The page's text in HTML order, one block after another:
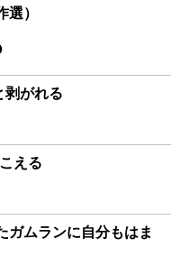
選）
剥がれる
える
ガムランに自分もはま